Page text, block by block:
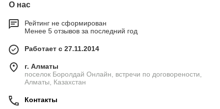
О нас
Рейтинг не сформирован
Менее 5 отзывов за последний год
Работает с 27.11.2014
г. Алматы
поселок Боролдай Онлайн, встречи по договорености,
Алматы, Казахстан
Контакты